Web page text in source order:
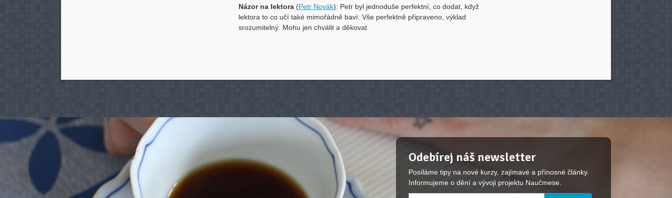
Názor na lektora (Petr Novák): Petr byl jednoduše perfektní, co dodat, když
lektora to co učí také mimořádně baví. Vše perfektně připraveno, výklad
srozumitelný. Mohu jen chválit a děkovat.
Odebírej náš newsletter
Posíláme tipy na nové kurzy, zajímavé a přínosné články.
Informujeme o dění a vývoji projektu Naučmese.